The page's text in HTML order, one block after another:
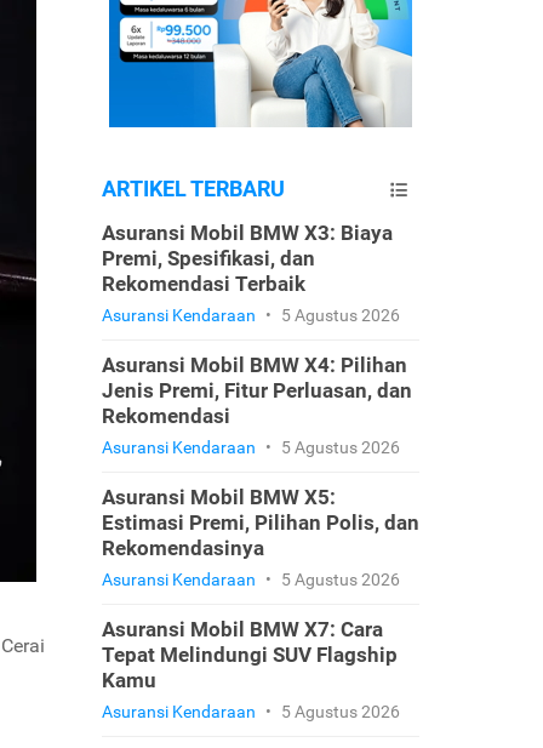
ARTIKEL TERBARU
Asuransi Mobil BMW X3: Biaya
Premi, Spesifikasi, dan
Rekomendasi Terbaik
Asuransi Kendaraan • 5 Agustus 2026
Asuransi Mobil BMW X4: Pilihan
Jenis Premi, Fitur Perluasan, dan
Rekomendasi
Asuransi Kendaraan • 5 Agustus 2026
Asuransi Mobil BMW X5:
Estimasi Premi, Pilihan Polis, dan
Rekomendasinya
Asuransi Kendaraan • 5 Agustus 2026
Asuransi Mobil BMW X7: Cara
Tepat Melindungi SUV Flagship
Kamu
Asuransi Kendaraan • 5 Agustus 2026